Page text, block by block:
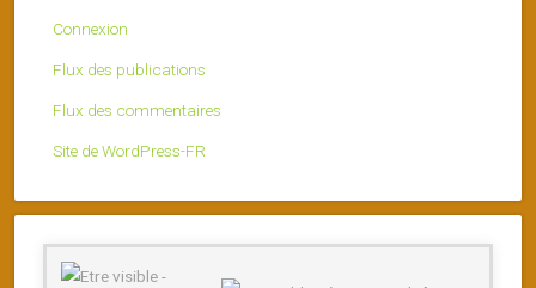
Connexion
Flux des publications
Flux des commentaires
Site de WordPress-FR